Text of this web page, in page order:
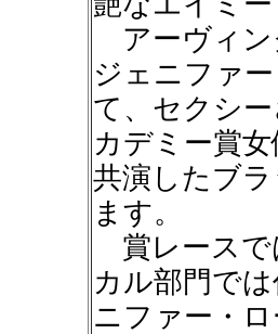
アーヴィン
ジェニファ
て、セクシ
カデミー賞
共演したブ
ます。
賞レースで
カル部門で
ニファー・